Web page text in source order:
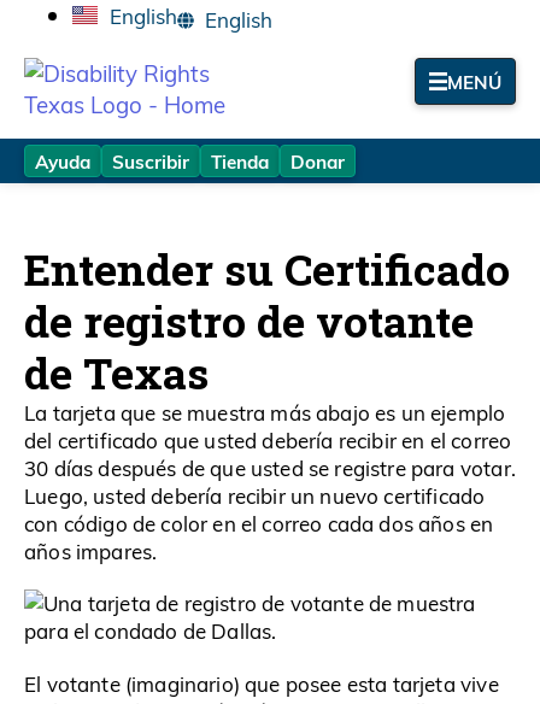
English
MENÚ
Ayuda Suscribir Tienda Donar
Entender su Certificado
de registro de votante
de Texas
La tarjeta que se muestra más abajo es un ejemplo
del certificado que usted debería recibir en el correo
30 días después de que usted se registre para votar.
Luego, usted debería recibir un nuevo certificado
con código de color en el correo cada dos años en
años impares.
El votante (imaginario) que posee esta tarjeta vive